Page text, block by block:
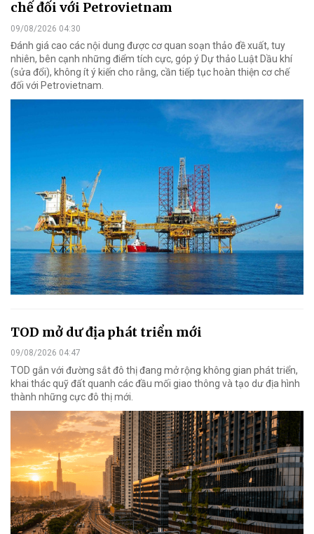
chế đối với Petrovietnam
09/08/2026 04:30
Đánh giá cao các nội dung được cơ quan soạn thảo đề xuất, tuy
nhiên, bên cạnh những điểm tích cực, góp ý Dự thảo Luật Dầu khí
(sửa đổi), không ít ý kiến cho rằng, cần tiếp tục hoàn thiện cơ chế
đối với Petrovietnam.
TOD mở dư địa phát triển mới
09/08/2026 04:47
TOD gắn với đường sắt đô thị đang mở rộng không gian phát triển,
khai thác quỹ đất quanh các đầu mối giao thông và tạo dư địa hình
thành những cực đô thị mới.